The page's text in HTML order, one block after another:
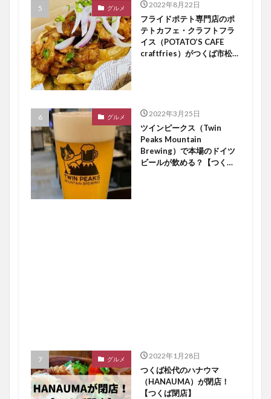
グルメ 2022年8月22日
フライドポテト専門店のポ
テトカフェ・クラフトフラ
イス（POTATO’S CAFE
craftfries）がつくば市松代
グルメ 2022年3月25日
ツインピークス（Twin
Peaks Mountain
Brewing）で本場のドイツ
ビールが飲める？【つくば
グルメ 2022年1月28日
つくば松代のハナウマ
（HANAUMA）が閉店！
【つくば閉店】